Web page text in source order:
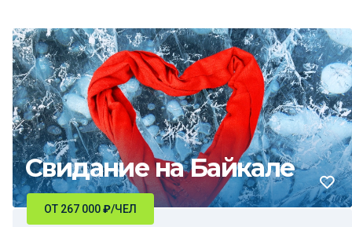
Свидание на Байкале
ОТ 267 000₽/ЧЕЛ